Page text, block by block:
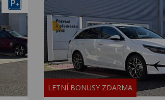
P+
LETNÍ BONUSY ZDARMA